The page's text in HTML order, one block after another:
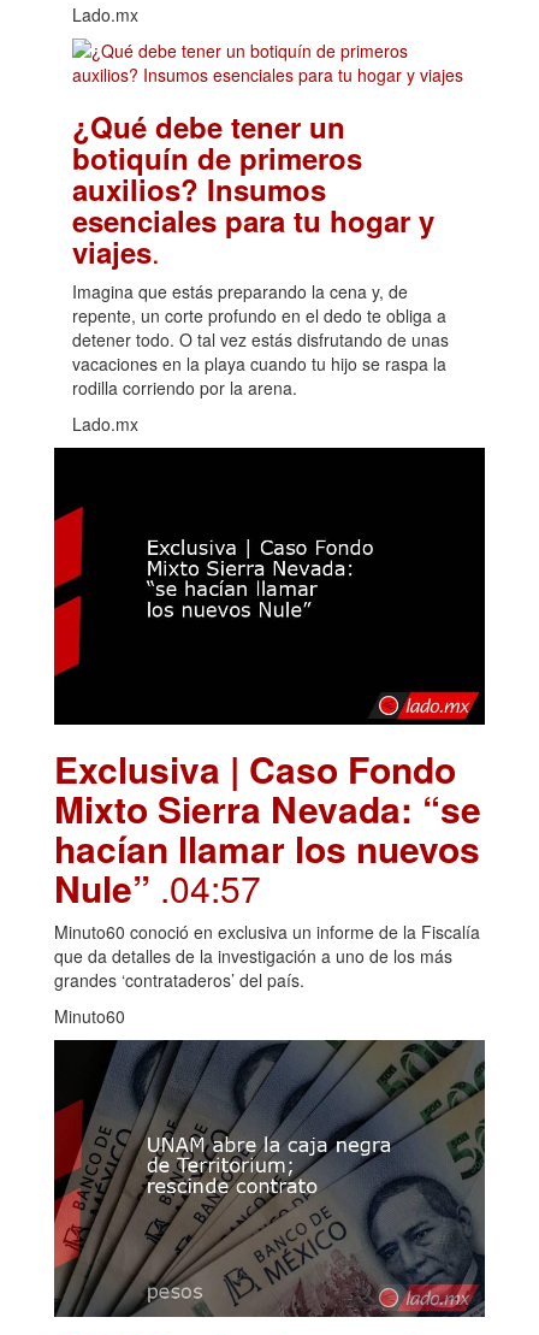
Lado.mx
¿Qué debe tener un
botiquín de primeros
auxilios? Insumos
esenciales para tu hogar y
viajes.
Imagina que estás preparando la cena y, de
repente, un corte profundo en el dedo te obliga a
detener todo. O tal vez estás disfrutando de unas
vacaciones en la playa cuando tu hijo se raspa la
rodilla corriendo por la arena.
Lado.mx
Exclusiva | Caso Fondo
Mixto Sierra Nevada: “se
hacían llamar los nuevos
Nule” .04:57
Minuto60 conoció en exclusiva un informe de la Fiscalía
que da detalles de la investigación a uno de los más
grandes ‘contrataderos’ del país.
Minuto60